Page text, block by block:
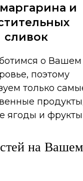
и
сливок
о Вашем
поэтому
только
ягоды и фрукты
на